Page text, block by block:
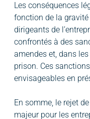
Les conséquences
fonction de la
dirigeants de
confrontés à des
amendes et, dans
prison. Ces
envisageables en
En somme, le rejet
majeur pour les